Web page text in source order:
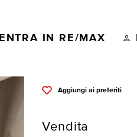
ENTRA IN RE/MAX
Aggiungi ai preferiti
Vendita